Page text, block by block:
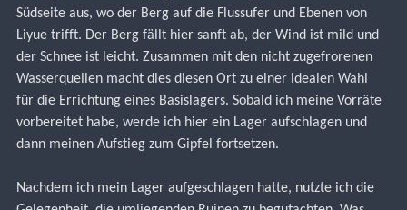
Südseite aus, wo der Berg auf die Flussufer und Ebenen von
Liyue trifft. Der Berg fällt hier sanft ab, der Wind ist mild und
der Schnee ist leicht. Zusammen mit den nicht zugefrorenen
Wasserquellen macht dies diesen Ort zu einer idealen Wahl
für die Errichtung eines Basislagers. Sobald ich meine Vorräte
vorbereitet habe, werde ich hier ein Lager aufschlagen und
dann meinen Aufstieg zum Gipfel fortsetzen.
Nachdem ich mein Lager aufgeschlagen hatte, nutzte ich die